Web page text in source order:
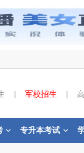
军校招生
专升本考试